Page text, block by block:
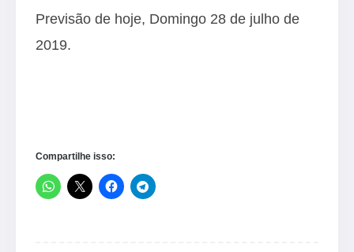
Previsão de hoje, Domingo 28 de julho de
2019.
Compartilhe isso: